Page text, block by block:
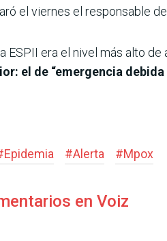
el viernes el responsable
ESPII era el nivel más alto
el de “emergencia debida
Epidemia #Alerta #Mpox
en Voiz